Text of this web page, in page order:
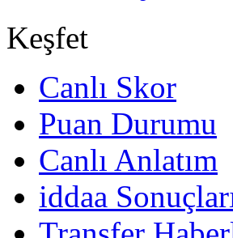
Keşfet
Canlı Skor
Puan Durumu
Canlı Anlatım
iddaa